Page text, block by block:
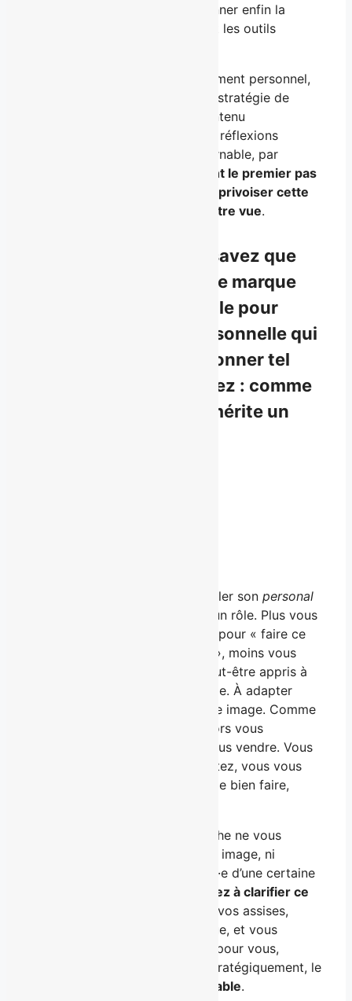
trois mois conçu pour vous donner enfin la
vision dont vous avez besoin et les outils
À la croisée entre le développement personnel,
l’alignement professionnel et la stratégie de
communication, incluant du contenu
motivationnel, des outils et des réflexions
profondes en chemin, incontournable, par
BROUILLARD est probablement le premier pas
dont vous avez besoin pour apprivoiser cette
version de vous qui souhaite être vue.
Si vous êtes ici, vous savez que
vous avez besoin d’une marque
personnelle qui travaille pour
vous. Une marque personnelle qui
permet de vous positionner tel
que vous vous percevez : comme
étant un individu qui mérite un
Nous avons compris que travailler son personal
ce n’est pas de jouer un rôle. Plus vous
vous éloignez de qui vous êtes pour « faire ce
qu’il faut sur le plan de l’image », moins vous
êtes magnétique. On vous a peut-être appris à
définir un contenu, puis une cible. À adapter
votre message. À construire une image. Comme
si vous étiez une entreprise. Alors vous
réfléchissez à quoi dire pour vous vendre. Vous
filtrez votre contenu. Vous ajustez, vous vous
épuisez. Et plus vous essayez de bien faire,
Pour cette raison, notre approche ne vous
demande pas de construire une image, ni
d’enfiler un rôle pour être perçu·e d’une certaine
Avec nous, vous travaillez à clarifier ce
. Vous confirmez vos assises,
votre réel positionnement unique, et vous
assumez ces éléments d’abord pour vous,
ensuite en les communiquant stratégiquement, le
pour devenir incontournable.